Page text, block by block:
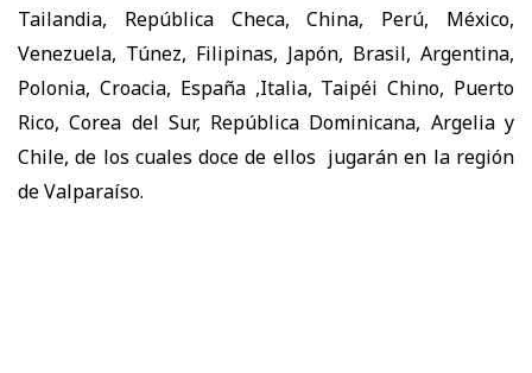
Tailandia, República Checa, China, Perú, México,
Venezuela, Túnez, Filipinas, Japón, Brasil, Argentina,
Polonia, Croacia, España ,Italia, Taipéi Chino, Puerto
Rico, Corea del Sur, República Dominicana, Argelia y
Chile, de los cuales doce de ellos jugarán en la región
de Valparaíso.